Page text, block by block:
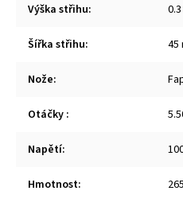
Výška střihu:
Šířka střihu: 45
Nože:
Otáčky :
Napětí:
Hmotnost: